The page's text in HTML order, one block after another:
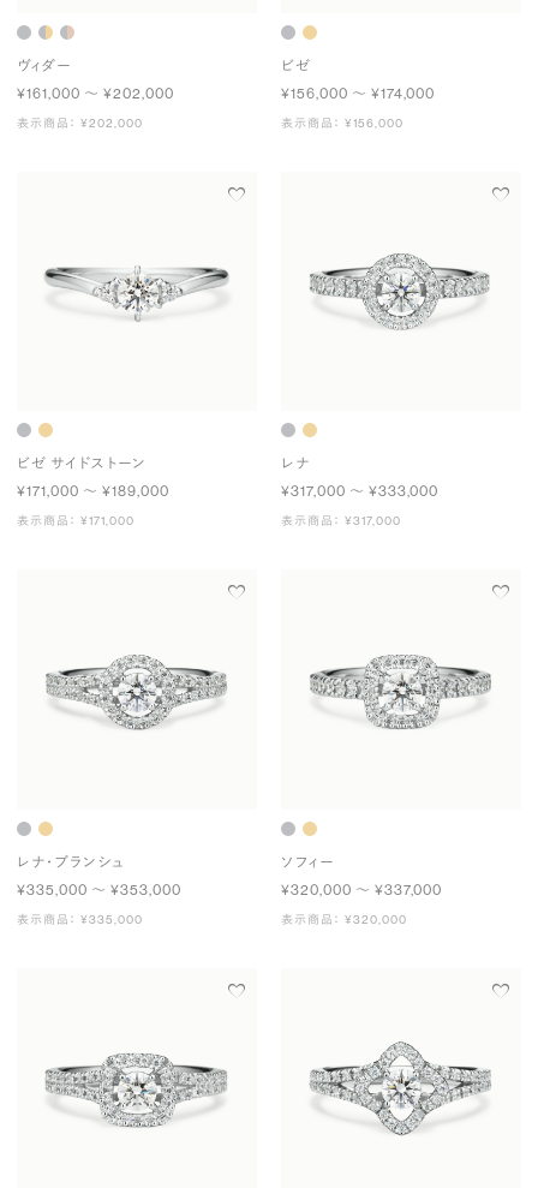
ヴィダー
¥161,000 〜 ¥202,000
表示商品： ¥202,000
ビゼ
¥156,000 〜 ¥174,000
表示商品： ¥156,000
ビゼ サイドストーン
¥171,000 〜 ¥189,000
表示商品： ¥171,000
レナ
¥317,000 〜 ¥333,000
表示商品： ¥317,000
レナ・ブランシュ
¥335,000 〜 ¥353,000
表示商品： ¥335,000
ソフィー
¥320,000 〜 ¥337,000
表示商品： ¥320,000